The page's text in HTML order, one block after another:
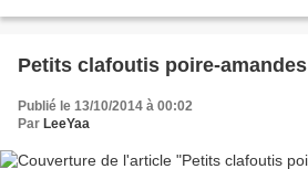
Petits clafoutis poire-amandes
Publié le 13/10/2014 à 00:02
Par LeeYaa